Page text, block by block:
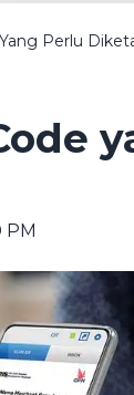
Perlu
PM